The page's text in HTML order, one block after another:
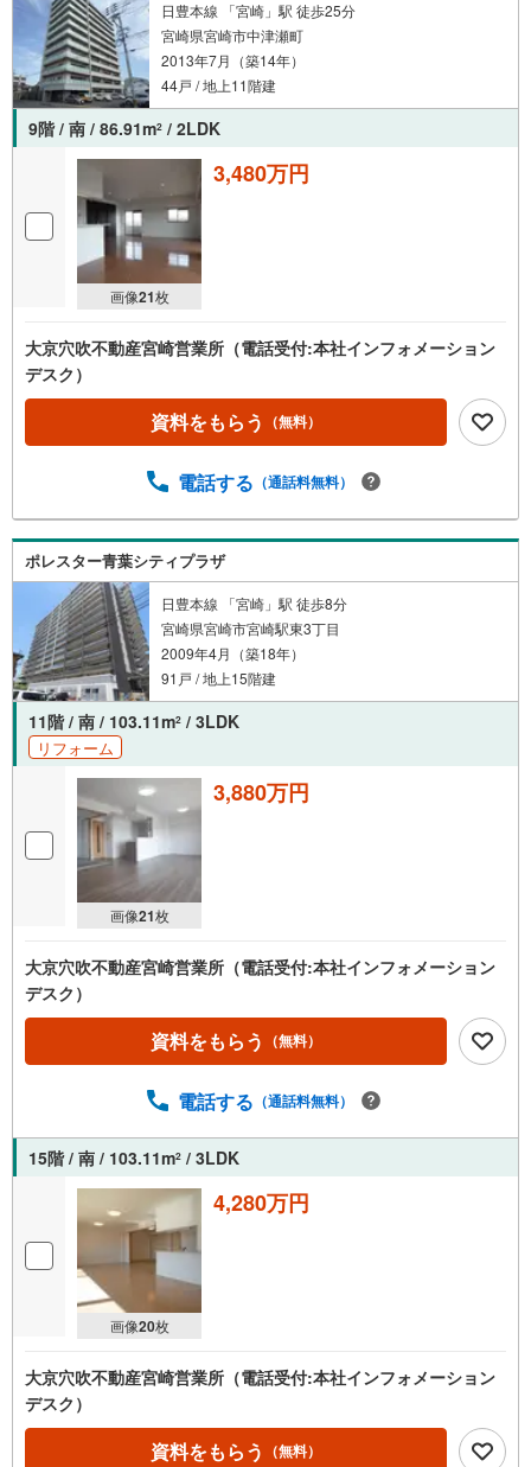
日豊本線 「宮崎」駅 徒歩25分
宮崎県宮崎市中津瀬町
2013年7月（築14年）
44戸 / 地上11階建
9階 / 南 / 86.91m2 / 2LDK
画像21枚
3,480万円
大京穴吹不動産宮崎営業所（電話受付:本社インフォメーション
デスク）
資料をもらう （無料）
電話する （通話料無料）
ポレスター青葉シティプラザ
日豊本線 「宮崎」駅 徒歩8分
宮崎県宮崎市宮崎駅東3丁目
2009年4月（築18年）
91戸 / 地上15階建
11階 / 南 / 103.11m2 / 3LDK
リフォーム
画像21枚
3,880万円
大京穴吹不動産宮崎営業所（電話受付:本社インフォメーション
デスク）
資料をもらう （無料）
電話する （通話料無料）
15階 / 南 / 103.11m2 / 3LDK
画像20枚
4,280万円
大京穴吹不動産宮崎営業所（電話受付:本社インフォメーション
デスク）
資料をもらう （無料）